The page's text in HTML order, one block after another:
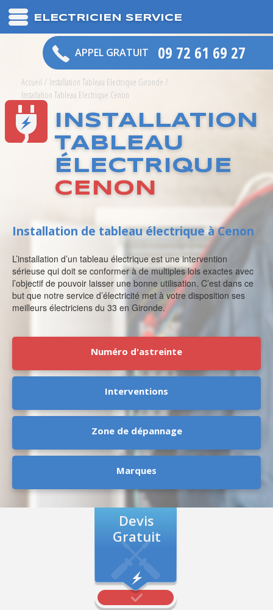
ELECTRICIEN SERVICE
APPEL GRATUIT 09 72 61 69 27
Accueil / Installation Tableau Electrique Gironde /
Installation Tableau Electrique Cenon
INSTALLATION
TABLEAU
ÉLECTRIQUE
CENON
Installation de tableau électrique à Cenon
L’installation d’un tableau électrique est une intervention
sérieuse qui doit se conformer à de multiples lois exactes avec
l’objectif de pouvoir laisser une bonne utilisation. C’est dans ce
but que notre service d’électricité met à votre disposition ses
meilleurs électriciens du 33 en Gironde.
Numéro d'astreinte
Interventions
Zone de dépannage
Marques
Devis
Gratuit